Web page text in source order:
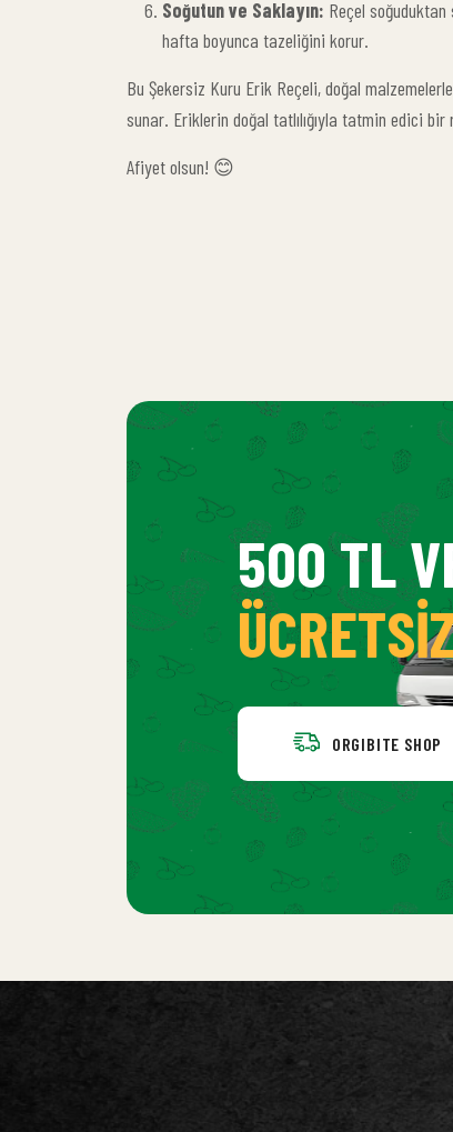
Soğutun ve Saklayın: Reçel soğuduktan
hafta boyunca tazeliğini korur.
Bu Şekersiz Kuru Erik Reçeli, doğal
sunar. Eriklerin doğal tatlılığıyla tatmin edici
Afiyet olsun! 😊
500 TL
ORGIBITE SHOP